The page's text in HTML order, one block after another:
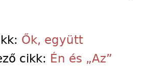
Ők, együtt
cikk: Én és „Az”